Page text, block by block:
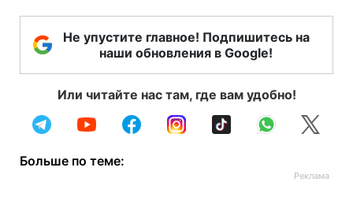
Не упустите главное! Подпишитесь на
наши обновления в Google!
Или читайте нас там, где вам удобно!
Больше по теме: